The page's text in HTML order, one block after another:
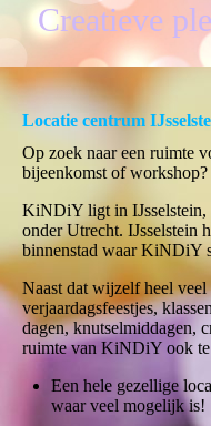
Creatieve
Locatie centrum
Op zoek naar een ruimte
bijeenkomst of
KiNDiY ligt in IJsselstein,
onder Utrecht. IJsselstein
binnenstad waar KiNDiY
Naast dat wijzelf heel
verjaardagsfeestjes,
dagen, knutselmiddagen,
ruimte van KiNDiY ook
Een hele gezellige
waar veel mogelijk is!